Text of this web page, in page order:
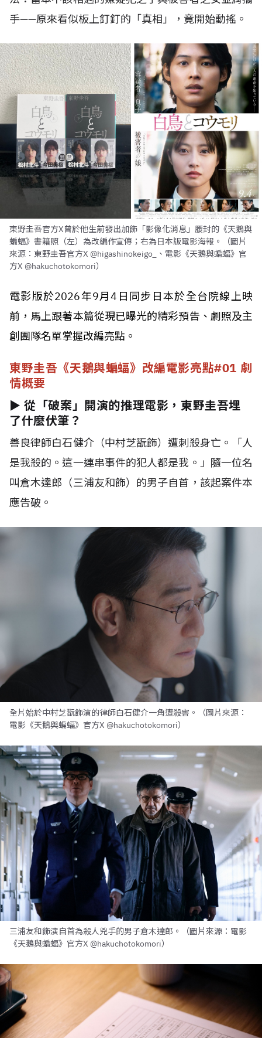
手——原來看似板上釘釘的「真相」，竟開始動搖。
東野圭吾官方X曾於他生前發出加飾「影像化消息」腰封的《天鵝與
蝙蝠》書籍照（左）為改編作宣傳；右為日本版電影海報。（圖片
來源：東野圭吾官方X @higashinokeigo_、電影《天鵝與蝙蝠》官
方X @hakuchotokomori）
電影版於2026年9月4日同步日本於全台院線上映
前，馬上跟著本篇從現已曝光的精彩預告、劇照及主
創團隊名單掌握改編亮點。
東野圭吾《天鵝與蝙蝠》改編電影亮點#01 劇
情概要
► 從「破案」開演的推理電影，東野圭吾埋
了什麼伏筆？
善良律師白石健介（中村芝翫飾）遭刺殺身亡。「人
是我殺的。這一連串事件的犯人都是我。」隨一位名
叫倉木達郎（三浦友和飾）的男子自首，該起案件本
應告破。
全片始於中村芝翫飾演的律師白石健介一角遭殺害。（圖片來源：
電影《天鵝與蝙蝠》官方X @hakuchotokomori）
三浦友和飾演自首為殺人兇手的男子倉木達郎。（圖片來源：電影
《天鵝與蝙蝠》官方X @hakuchotokomori）